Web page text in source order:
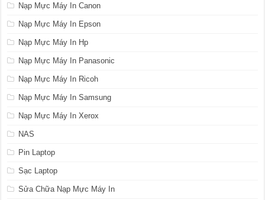
Nạp Mực Máy In Canon
Nạp Mực Máy In Epson
Nạp Mực Máy In Hp
Nạp Mực Máy In Panasonic
Nạp Mực Máy In Ricoh
Nạp Mực Máy In Samsung
Nạp Mực Máy In Xerox
NAS
Pin Laptop
Sạc Laptop
Sửa Chữa Nạp Mực Máy In